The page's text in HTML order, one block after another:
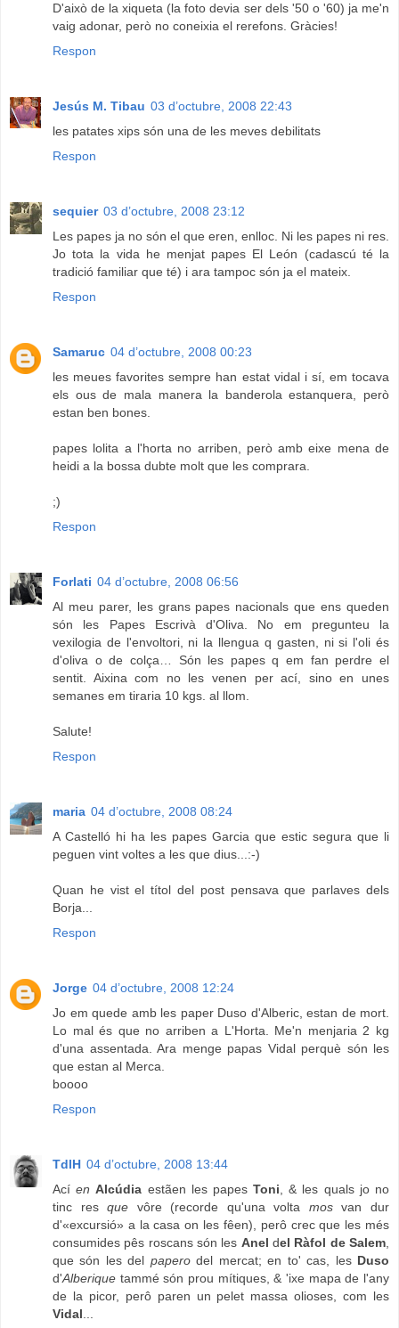
D'això de la xiqueta (la foto devia ser dels '50 o '60) ja me'n
vaig adonar, però no coneixia el rerefons. Gràcies!
Respon
Jesús M. Tibau 03 d’octubre, 2008 22:43
les patates xips són una de les meves debilitats
Respon
sequier 03 d’octubre, 2008 23:12
Les papes ja no són el que eren, enlloc. Ni les papes ni res.
Jo tota la vida he menjat papes El León (cadascú té la
tradició familiar que té) i ara tampoc són ja el mateix.
Respon
Samaruc 04 d’octubre, 2008 00:23
les meues favorites sempre han estat vidal i sí, em tocava
els ous de mala manera la banderola estanquera, però
estan ben bones.
papes lolita a l'horta no arriben, però amb eixe mena de
heidi a la bossa dubte molt que les comprara.
;)
Respon
Forlati 04 d’octubre, 2008 06:56
Al meu parer, les grans papes nacionals que ens queden
són les Papes Escrivà d'Oliva. No em pregunteu la
vexilogia de l'envoltori, ni la llengua q gasten, ni si l'oli és
d'oliva o de colça… Són les papes q em fan perdre el
sentit. Aixina com no les venen per ací, sino en unes
semanes em tiraria 10 kgs. al llom.
Salute!
Respon
maria 04 d’octubre, 2008 08:24
A Castelló hi ha les papes Garcia que estic segura que li
peguen vint voltes a les que dius...:-)
Quan he vist el títol del post pensava que parlaves dels
Borja...
Respon
Jorge 04 d’octubre, 2008 12:24
Jo em quede amb les paper Duso d'Alberic, estan de mort.
Lo mal és que no arriben a L'Horta. Me'n menjaria 2 kg
d'una assentada. Ara menge papas Vidal perquè són les
que estan al Merca.
boooo
Respon
TdlH 04 d’octubre, 2008 13:44
Acíen Alcúdia estãen les papesToni , & les quals jo no
tinc resque vôre (recorde qu'una volta mosvan dur
d'«excursió» a la casa on les fêen), perô crec que les més
consumides pês roscans són les Anel del Ràfol de Salem
que són les del paperodel mercat; en to' cas, les Duso
d'Alberique tammé són prou mítiques, & 'ixe mapa de l'any
de la picor, perô paren un pelet massa olioses, com les
Vidal